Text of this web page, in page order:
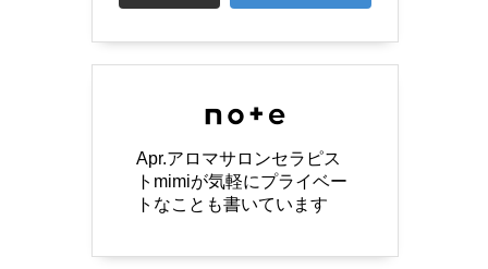
Apr.アロマサロンセラピス
トmimiが気軽にプライベー
トなことも書いています